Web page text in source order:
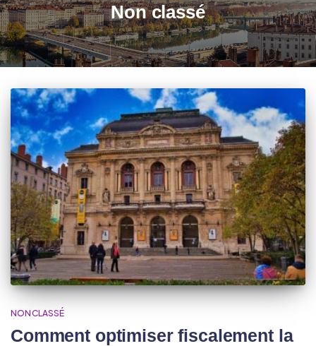
Non classé
NON CLASSÉ
Comment optimiser fiscalement la